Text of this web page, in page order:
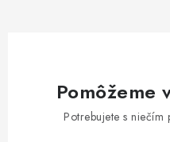
Pomôžeme
Potrebujete s niečím